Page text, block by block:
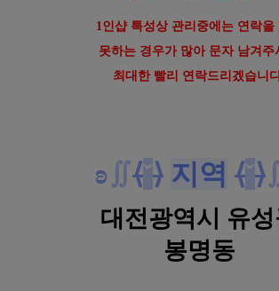
1인샵 특성상 관리중에는 연락을
못하는 경우가 많아 문자 남겨주
최대한 빨리 연락드리겠습니
ʚ ∬⟨ˇ⟩ 지역 ⟨ˇ⟩
대전광역시 유성
봉명동